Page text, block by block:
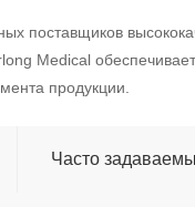
поставщиков
Medical
продукции.
Часто